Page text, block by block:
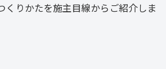
くりかたを施主目線からご紹介しま